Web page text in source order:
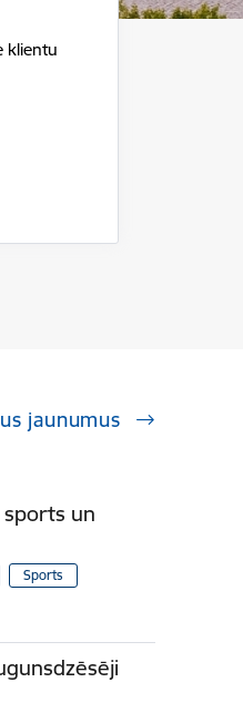
klientu
jaunumus
sports un
Sports